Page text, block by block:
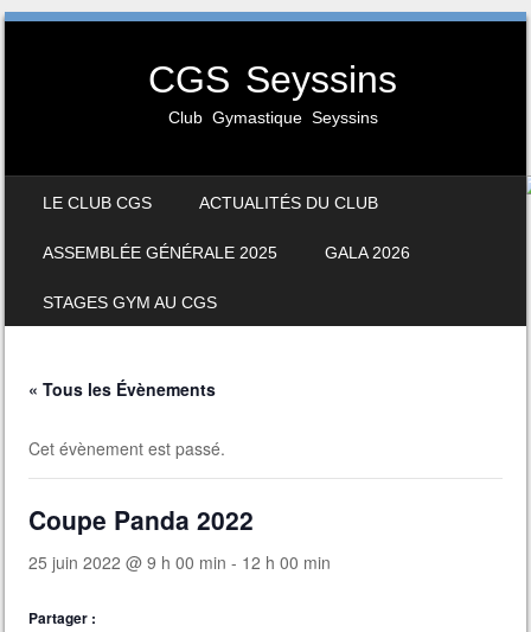
CGS Seyssins
Club Gymastique Seyssins
LE CLUB CGS ACTUALITÉS DU CLUB
ASSEMBLÉE GÉNÉRALE 2025 GALA 2026
STAGES GYM AU CGS
« Tous les Évènements
Cet évènement est passé.
Coupe Panda 2022
25 juin 2022 @ 9 h 00 min - 12 h 00 min
Partager :